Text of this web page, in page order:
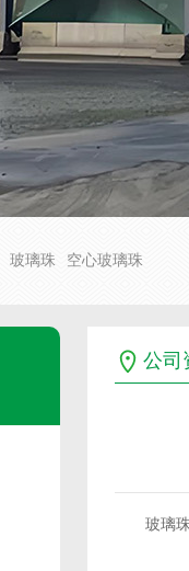
玻璃珠 空心玻璃珠
公司
玻璃珠